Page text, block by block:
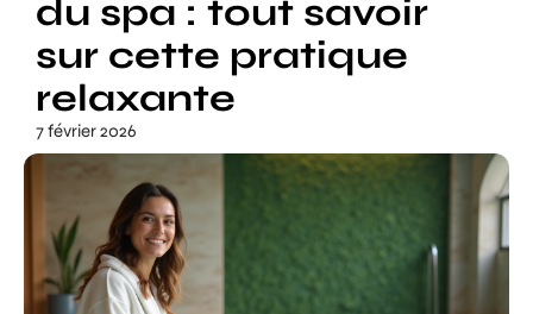
du spa : tout savoir
sur cette pratique
relaxante
7 février 2026